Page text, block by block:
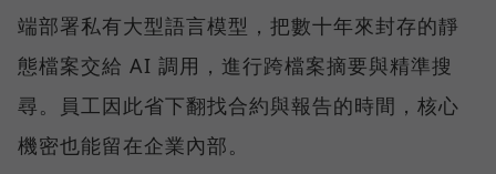
端部署私有大型語言模型，把數十年來封存的靜
態檔案交給 AI 調用，進行跨檔案摘要與精準搜
尋。員工因此省下翻找合約與報告的時間，核心
機密也能留在企業內部。